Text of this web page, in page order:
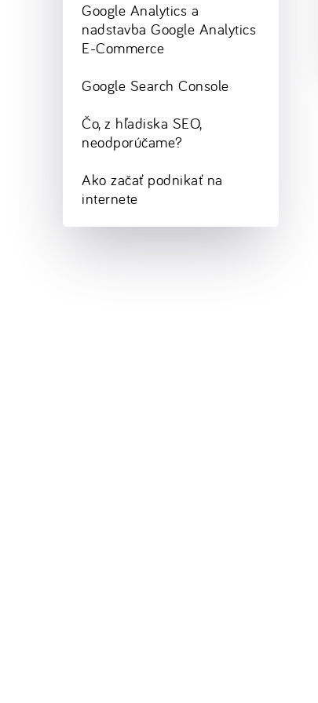
Google Analytics a
nadstavba Google Analytics
E-Commerce
Google Search Console
Čo, z hľadiska SEO,
neodporúčame?
Ako začať podnikať na
internete